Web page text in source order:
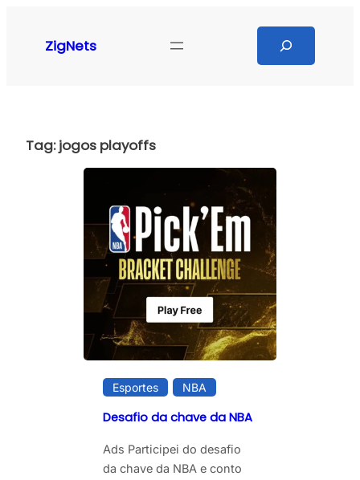
ZigNets
Tag:jogos playoffs
Esportes NBA
Desafio da chave da NBA
Ads Participei do desafio
da chave da NBA e conto